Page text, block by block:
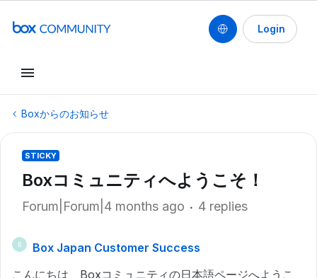
Login
Boxからのお知らせ
STICKY
Boxコミュニティへようこそ！
Forum|Forum|4 months ago 4 replies
B
Box Japan Customer Success
こんにちは、Boxコミュニティの日本語ページへようこ